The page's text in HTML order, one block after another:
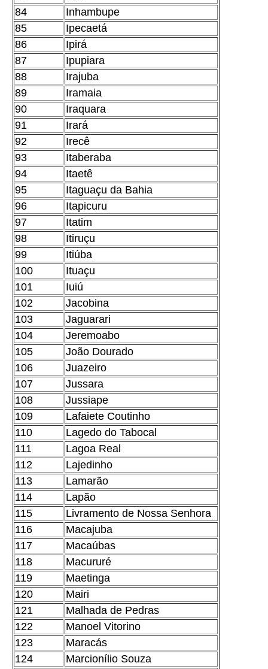
84
Inhambupe
85
Ipecaetá
86
Ipirá
87
Ipupiara
88
Irajuba
89
Iramaia
90
Iraquara
91
Irará
92
Irecê
93
Itaberaba
94
Itaetê
95
Itaguaçu da Bahia
96
Itapicuru
97
Itatim
98
Itiruçu
99
Itiúba
100
Ituaçu
101
Iuiú
102
Jacobina
103
Jaguarari
104
Jeremoabo
105
João Dourado
106
Juazeiro
107
Jussara
108
Jussiape
109
Lafaiete Coutinho
110
Lagedo do Tabocal
111
Lagoa Real
112
Lajedinho
113
Lamarão
114
Lapão
115
Livramento de Nossa Senhora
116
Macajuba
117
Macaúbas
118
Macururé
119
Maetinga
120
Mairi
121
Malhada de Pedras
122
Manoel Vitorino
123
Maracás
124
Marcionílio Souza